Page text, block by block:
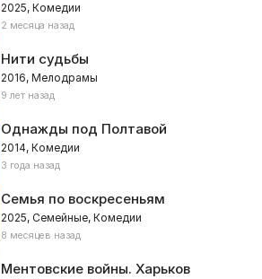
2025, Комедии
2 месяца назад
Нити судьбы
2016, Мелодрамы
9 лет назад
Однажды под Полтавой
2014, Комедии
3 года назад
Семья по воскресеньям
2025, Семейные, Комедии
8 месяцев назад
Ментовские войны. Харьков